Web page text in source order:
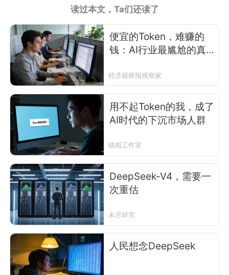
读过本文，Ta们还读了
便宜的Token，难赚的
钱：AI行业最尴尬的真
经济观察报观察家
用不起Token的我，成了
AI时代的下沉市场人群
镜相工作室
DeepSeek-V4，需要一
次重估
未尽研究
人民想念DeepSeek